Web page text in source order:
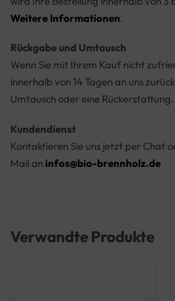
Weitere Informationen.
Rückgabe und Umtausch
Wenn Sie mit Ihrem Kauf nicht
innerhalb von 14 Tagen an uns
Umtausch oder eine Rückerstattung.
Kundendienst
Kontaktieren Sie uns jetzt per Chat
Mail an infos@bio-brennholz.de
Verwandte Produkte